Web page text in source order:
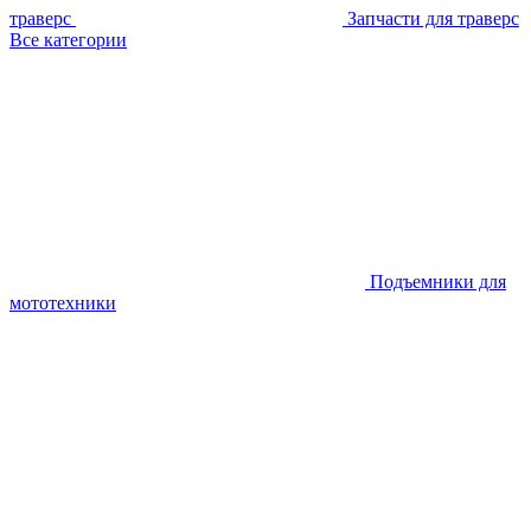
траверс
Запчасти для траверс
Все категории
Подъемники для
мототехники